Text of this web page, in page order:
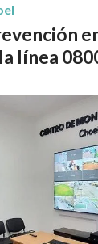
línea